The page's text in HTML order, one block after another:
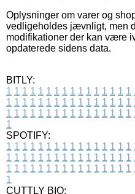
Oplysninger om varer og
vedligeholdes jævnligt, men
modifikationer der kan være
opdaterede sidens data.
BITLY:
1 1 1 1 1 1 1 1 1 1 1 1 1 1 1 1
1 1 1 1 1 1 1 1 1 1 1 1 1 1 1 1
1 1 1 1 1 1 1 1 1 1 1 1 1 1 1 1
1
SPOTIFY:
1 1 1 1 1 1 1 1 1 1 1 1 1 1 1 1
1 1 1 1 1 1 1 1 1 1 1 1 1 1 1 1
1 1 1 1 1 1 1 1 1 1 1 1 1 1 1 1
1
CUTTLY BIO: